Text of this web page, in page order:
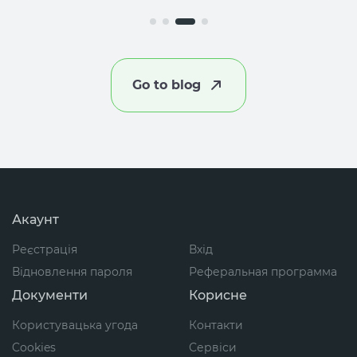
Go to blog
Акаунт
Реєстрація
Вхід
Відновлення пароля
Реферальная программа
Документи
Користувацька угода
Cookies
Корисне
Контакти
Сервіси